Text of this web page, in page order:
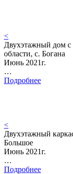
<
Двухэтажный дом
области, с. Богана
Июнь 2021г.
…
Подробнее
<
Двухэтажный
Большое
Июнь 2021г.
…
Подробнее